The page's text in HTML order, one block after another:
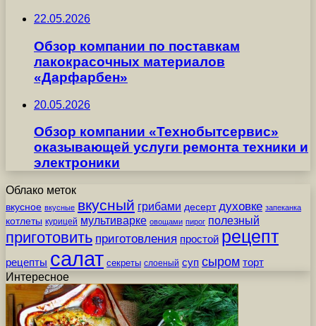
22.05.2026
Обзор компании по поставкам
лакокрасочных материалов
«Дарфарбен»
20.05.2026
Обзор компании «Технобытсервис»
оказывающей услуги ремонта техники и
электроники
Облако меток
вкусное вкусные вкусный грибами десерт духовке запеканка
котлеты курицей мультиварке овощами пирог полезный
приготовить приготовления простой рецепт
рецепты салат секреты слоеный суп сыром торт
Интересное